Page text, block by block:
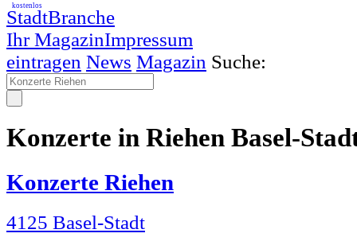
StadtBranche
Ihr MagazinImpressum
kostenlos
eintragen News Magazin Suche:
Konzerte in Riehen Basel-
Konzerte Riehen
4125 Basel-Stadt